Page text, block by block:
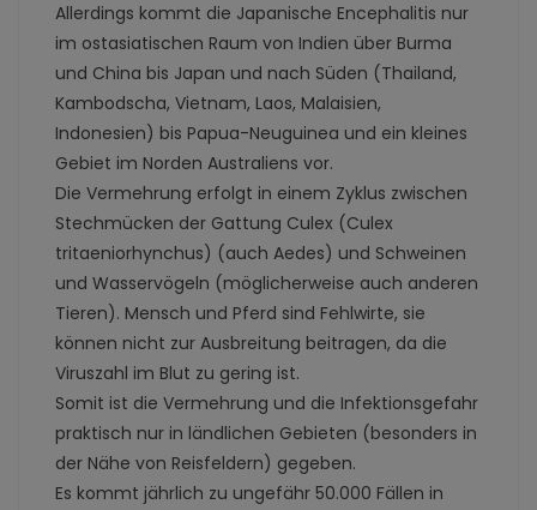
Allerdings kommt die Japanische Encephalitis nur
im ostasiatischen Raum von Indien über Burma
und China bis Japan und nach Süden (Thailand,
Kambodscha, Vietnam, Laos, Malaisien,
Indonesien) bis Papua-Neuguinea und ein kleines
Gebiet im Norden Australiens vor.
Die Vermehrung erfolgt in einem Zyklus zwischen
Stechmücken der Gattung Culex (Culex
tritaeniorhynchus) (auch Aedes) und Schweinen
und Wasservögeln (möglicherweise auch anderen
Tieren). Mensch und Pferd sind Fehlwirte, sie
können nicht zur Ausbreitung beitragen, da die
Viruszahl im Blut zu gering ist.
Somit ist die Vermehrung und die Infektionsgefahr
praktisch nur in ländlichen Gebieten (besonders in
der Nähe von Reisfeldern) gegeben.
Es kommt jährlich zu ungefähr 50.000 Fällen in